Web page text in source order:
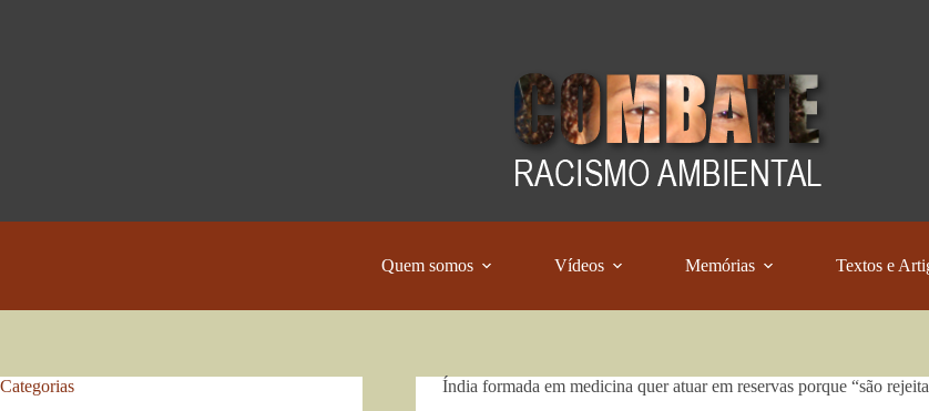
Quem somos Vídeos Memórias Textos e
Índia formada em medicina quer atuar em reservas porque “são
Categorias